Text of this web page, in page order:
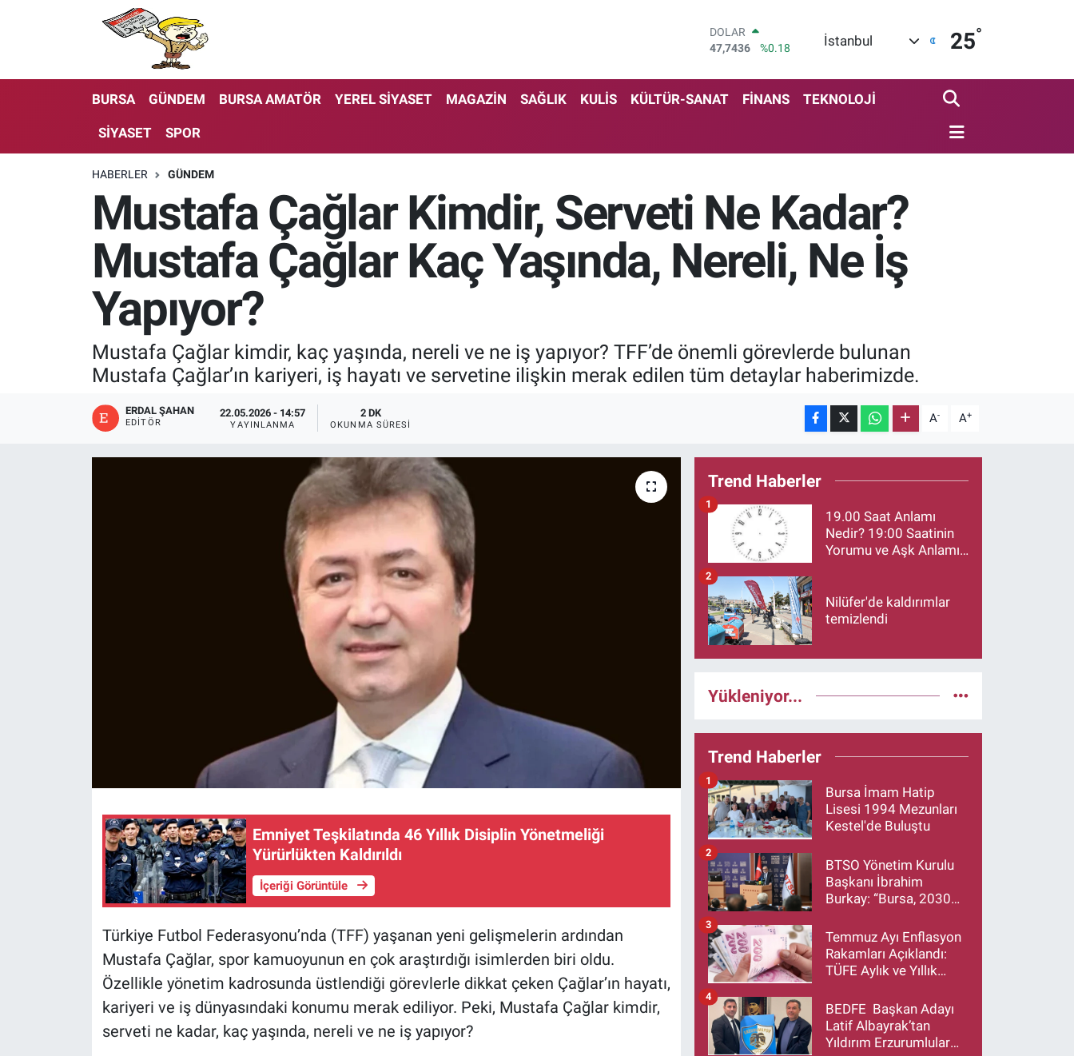
DOLAR
47,7436
%0.18
55,2510
%0.32
STERLİN
64.960,21
%0.87
İstanbul 25°
BURSA GÜNDEM BURSA AMATÖR YEREL SİYASET MAGAZİN SAĞLIK KULİS KÜLTÜR-SANAT FİNANS TEKNOLOJİ
SİYASET SPOR
HABERLER GÜNDEM
Mustafa Çağlar Kimdir, Serveti Ne Kadar?
Mustafa Çağlar Kaç Yaşında, Nereli, Ne İş
Yapıyor?
Mustafa Çağlar kimdir, kaç yaşında, nereli ve ne iş yapıyor? TFF’de önemli görevlerde bulunan
Mustafa Çağlar’ın kariyeri, iş hayatı ve servetine ilişkin merak edilen tüm detaylar haberimizde.
ERDAL ŞAHAN
EDITÖR
22.05.2026 - 14:57
YAYINLANMA
2 DK
OKUNMA SÜRESI A- A+
Emniyet Teşkilatında 46 Yıllık Disiplin Yönetmeliği
Yürürlükten Kaldırıldı
İçeriği Görüntüle
Türkiye Futbol Federasyonu’nda (TFF) yaşanan yeni gelişmelerin ardından
Mustafa Çağlar, spor kamuoyunun en çok araştırdığı isimlerden biri oldu.
Özellikle yönetim kadrosunda üstlendiği görevlerle dikkat çeken Çağlar’ın hayatı,
kariyeri ve iş dünyasındaki konumu merak ediliyor. Peki, Mustafa Çağlar kimdir,
serveti ne kadar, kaç yaşında, nereli ve ne iş yapıyor?
Trend Haberler
19.00 Saat Anlamı
Nedir? 19:00 Saatinin
Yorumu ve Aşk Anlamı
1
Nilüfer'de kaldırımlar
temizlendi
2
Yükleniyor...
Trend Haberler
Bursa İmam Hatip
Lisesi 1994 Mezunları
Kestel'de Buluştu
1
BTSO Yönetim Kurulu
Başkanı İbrahim
Burkay: “Bursa, 2030
Büyütmeye Devam
Edecek”
2
Temmuz Ayı Enflasyon
Rakamları Açıklandı:
TÜFE Aylık ve Yıllık
3
BEDFE Başkan Adayı
Latif Albayrak’tan
Yıldırım Erzurumlular
4